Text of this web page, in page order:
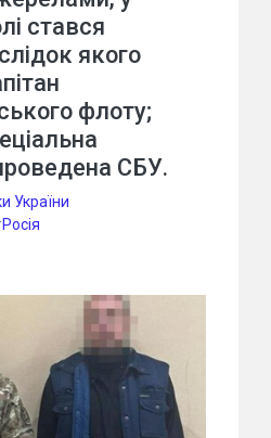
стався
якого
флоту;
СБУ.
України
Росія